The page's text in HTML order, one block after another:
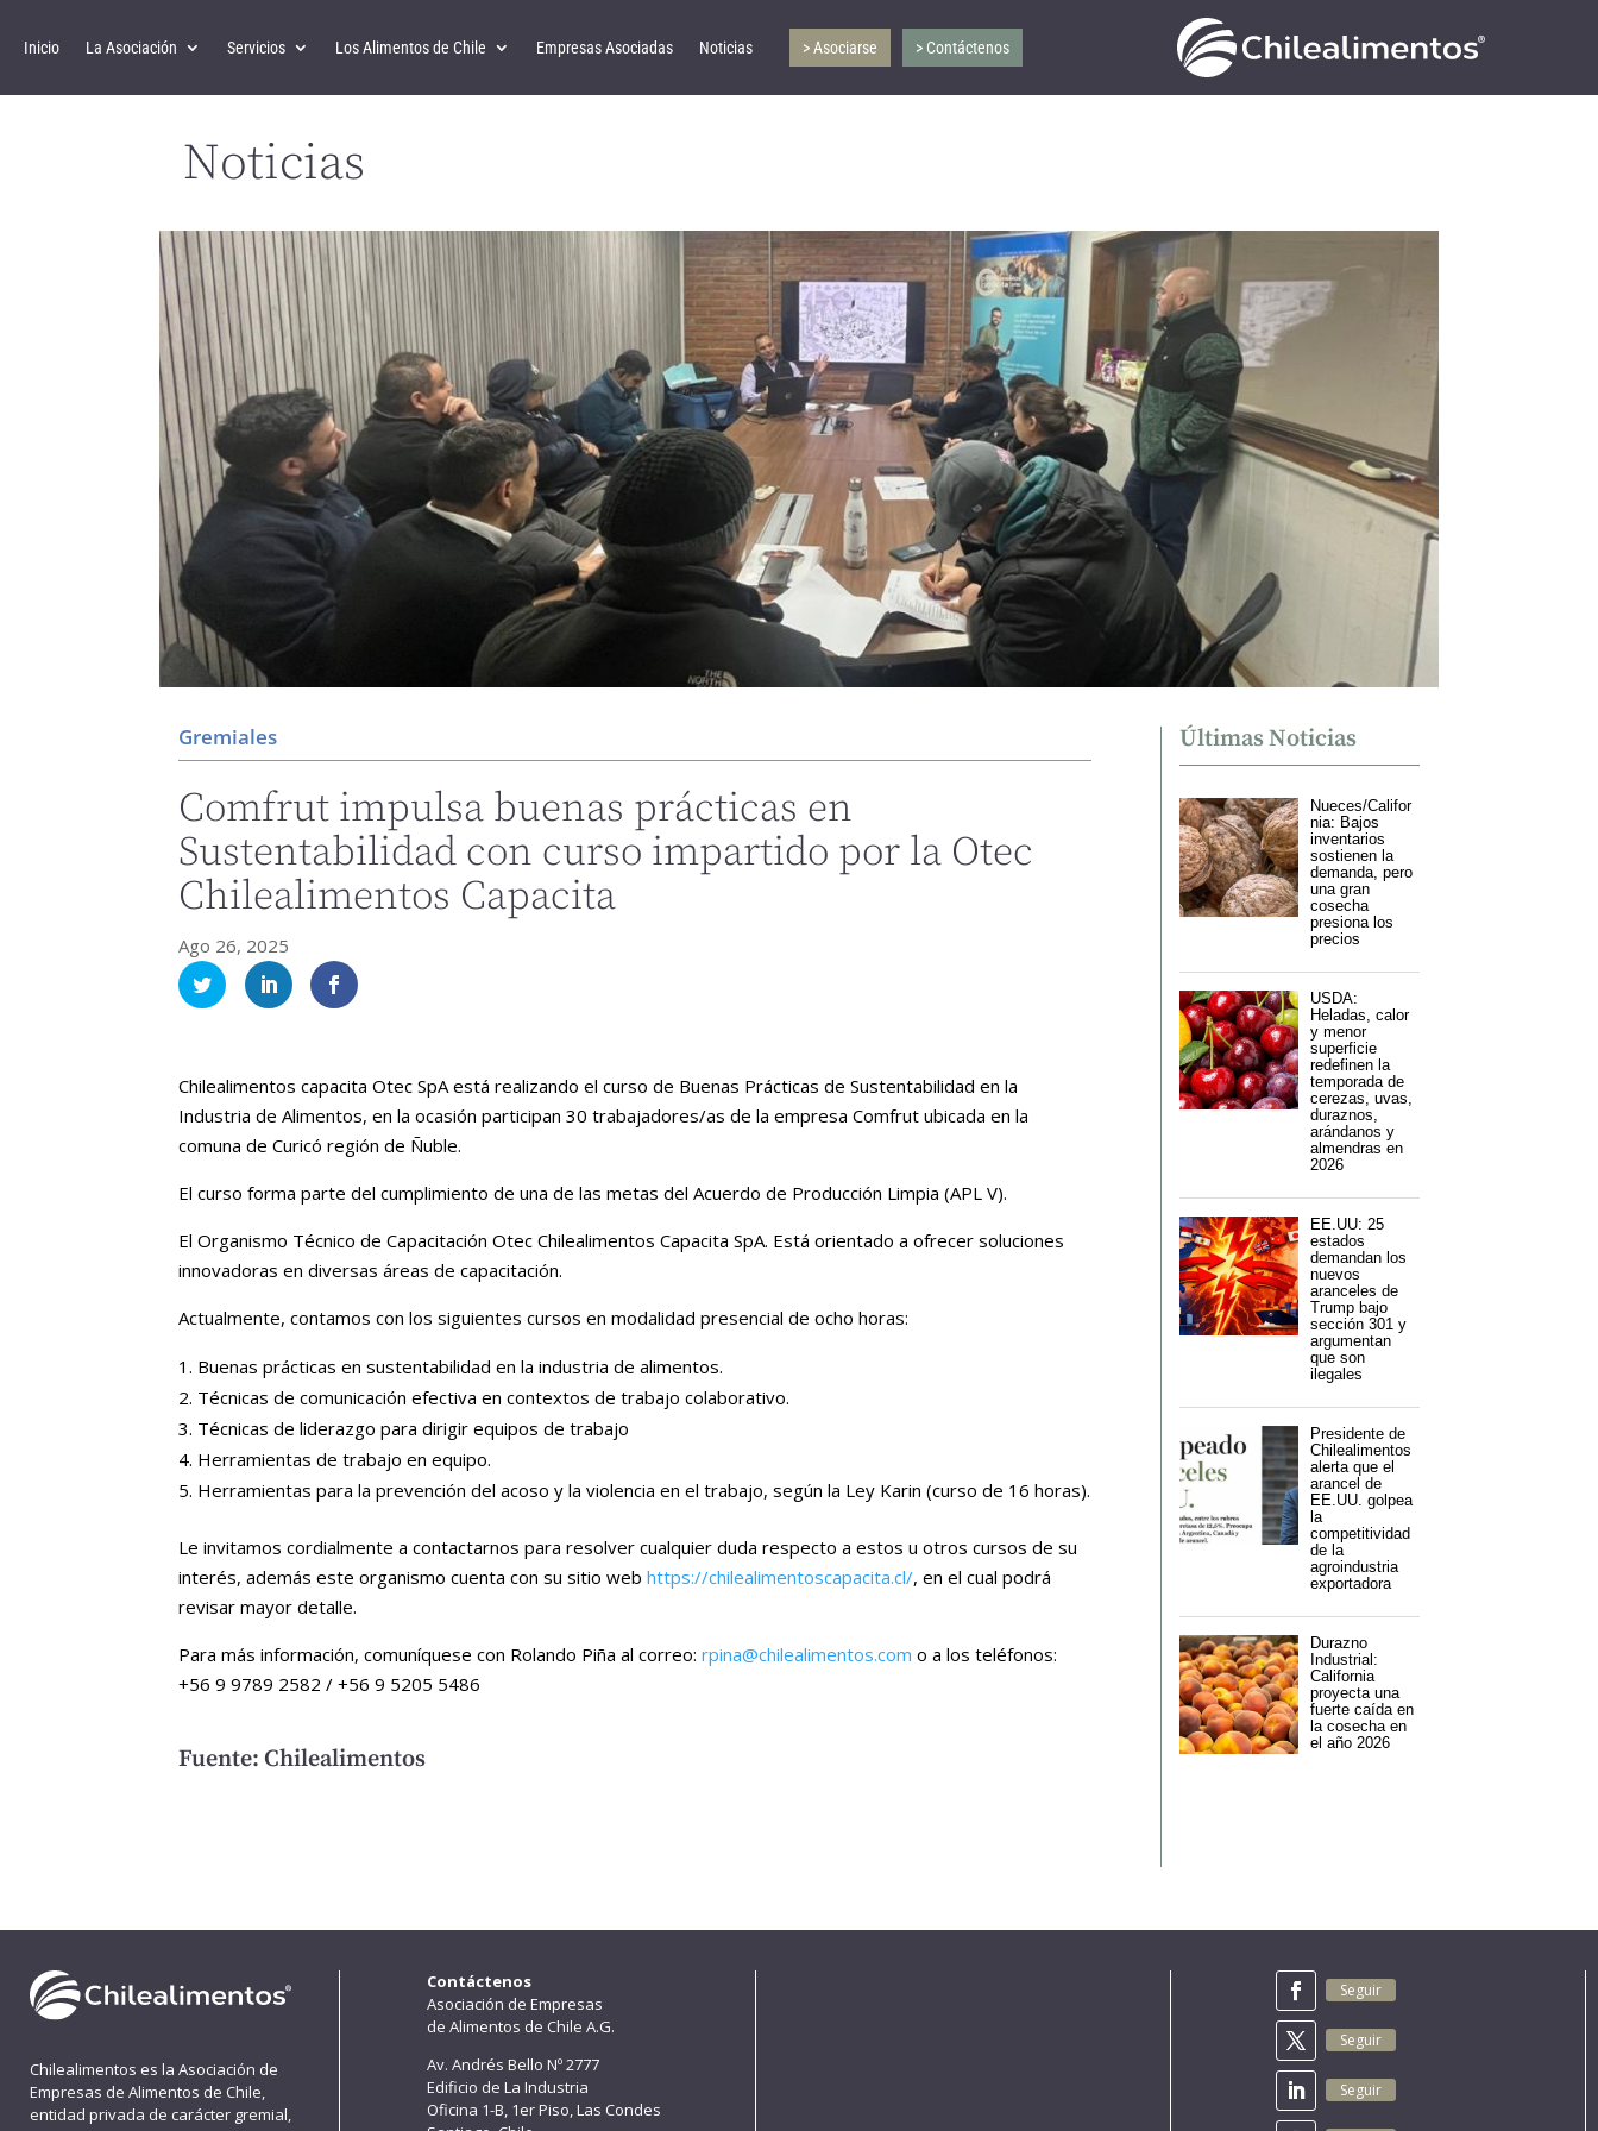
Inicio La Asociación Servicios Los Alimentos de Chile Empresas Asociadas Noticias > Asociarse > Contáctenos
Noticias
Gremiales
Comfrut impulsa buenas prácticas en
Sustentabilidad con curso impartido por la Otec
Chilealimentos Capacita
Ago 26, 2025
Chilealimentos capacita Otec SpA está realizando el curso de Buenas Prácticas de Sustentabilidad en la
Industria de Alimentos, en la ocasión participan 30 trabajadores/as de la empresa Comfrut ubicada en la
comuna de Curicó región de Ñuble.
El curso forma parte del cumplimiento de una de las metas del Acuerdo de Producción Limpia (APL V).
El Organismo Técnico de Capacitación Otec Chilealimentos Capacita SpA. Está orientado a ofrecer soluciones
innovadoras en diversas áreas de capacitación.
Actualmente, contamos con los siguientes cursos en modalidad presencial de ocho horas:
Buenas prácticas en sustentabilidad en la industria de alimentos.
Técnicas de comunicación efectiva en contextos de trabajo colaborativo.
Técnicas de liderazgo para dirigir equipos de trabajo
Herramientas de trabajo en equipo.
Herramientas para la prevención del acoso y la violencia en el trabajo, según la Ley Karin (curso de 16 horas).
Le invitamos cordialmente a contactarnos para resolver cualquier duda respecto a estos u otros cursos de su
interés, además este organismo cuenta con su sitio webhttps://chilealimentoscapacita.cl/, en el cual podrá
revisar mayor detalle.
Para más información, comuníquese con Rolando Piña al correo:rpina@chilealimentos.com o a los teléfonos:
+56 9 9789 2582 / +56 9 5205 5486
Fuente: Chilealimentos
Últimas Noticias
Nueces/Califor
nia: Bajos
inventarios
sostienen la
demanda, pero
una gran
cosecha
presiona los
precios
USDA:
Heladas, calor
y menor
superficie
redefinen la
temporada de
cerezas, uvas,
duraznos,
arándanos y
almendras en
2026
EE.UU: 25
estados
demandan los
nuevos
aranceles de
Trump bajo
sección 301 y
argumentan
que son
ilegales
Presidente de
Chilealimentos
alerta que el
arancel de
EE.UU. golpea
la
competitividad
de la
agroindustria
exportadora
Durazno
Industrial:
California
proyecta una
fuerte caída en
la cosecha en
el año 2026
Chilealimentos es la Asociación de
Empresas de Alimentos de Chile,
entidad privada de carácter gremial,
Contáctenos
Asociación de Empresas
de Alimentos de Chile A.G.
Av. Andrés Bello Nº 2777
Edificio de La Industria
Oficina 1-B, 1er Piso, Las Condes
Seguir
Seguir
Seguir